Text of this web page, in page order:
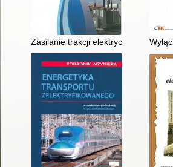
Zasilanie trakcji elektrycznej w